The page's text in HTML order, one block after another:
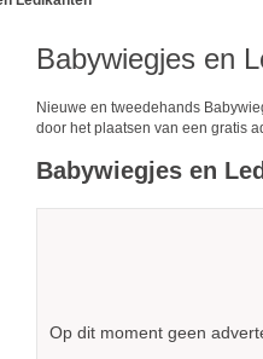
Babywiegjes en
Nieuwe en tweedehands
door het plaatsen van een gratis
Babywiegjes en
Op dit moment geen